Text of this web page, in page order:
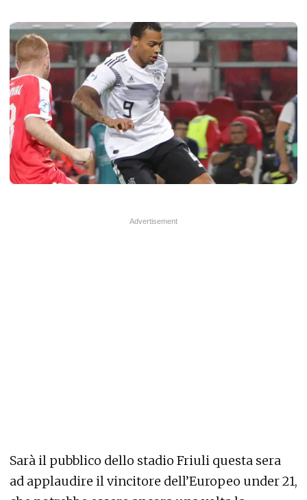
Sarà il pubblico dello stadio Friuli questa sera
ad applaudire il vincitore dell’Europeo under 21,